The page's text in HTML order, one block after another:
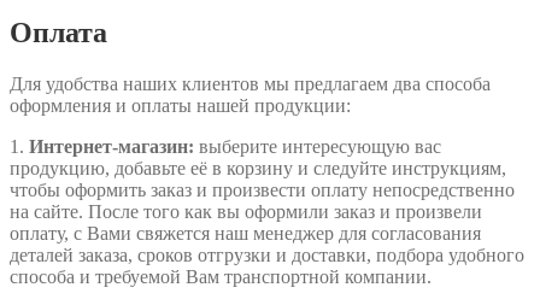
Оплата
Для удобства наших клиентов мы предлагаем два способа
оформления и оплаты нашей продукции:
1. Интернет-магазин: выберите интересующую вас
продукцию, добавьте её в корзину и следуйте инструкциям,
чтобы оформить заказ и произвести оплату непосредственно
на сайте. После того как вы оформили заказ и произвели
оплату, с Вами свяжется наш менеджер для согласования
деталей заказа, сроков отгрузки и доставки, подбора удобного
способа и требуемой Вам транспортной компании.